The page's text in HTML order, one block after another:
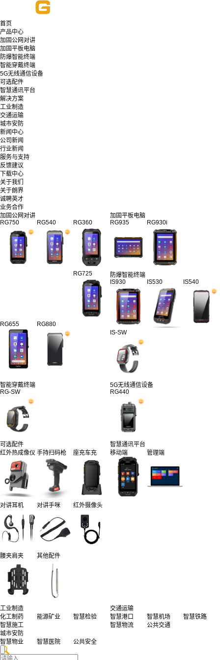
首页
产品中心
加固公网对讲
加固平板电脑
防爆智能终端
智能穿戴终端
5G无线通信设备
可选配件
智慧通讯平台
解决方案
工业制造
交通运输
城市安防
新闻中心
公司新闻
行业新闻
服务与支持
反馈建议
下载中心
关于我们
关于朗界
诚聘英才
业务合作
加固公网对讲
RG750
RG540 RG360
RG725
RG655 RG880
加固平板电脑
RG935
RG930i
防爆智能终端
IS930
IS530 IS540
IS-SW
智能穿戴终端
RG-SW
5G无线通信设备
RG440
可选配件
红外热成像仪 手持扫码枪 座充车充
对讲耳机 对讲手咪 红外摄像头
腰夹肩夹 其他配件
智慧通讯平台
移动端
管理端
工业制造
化工制药
能源矿业
智慧检验
智慧施工
交通运输
智慧港口
智慧机场
智慧铁路
智慧物流
公共交通
城市安防
智慧物业
智慧医院 公共安全